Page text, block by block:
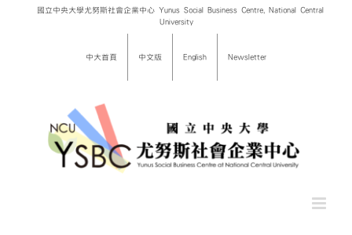
國立中央大學尤努斯社會企業中心 Yunus Social Business Centre, National Central
University
中大首頁 中文版 English Newsletter